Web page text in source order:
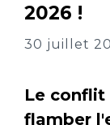
2026 !
30 juillet
Le conflit
flamber